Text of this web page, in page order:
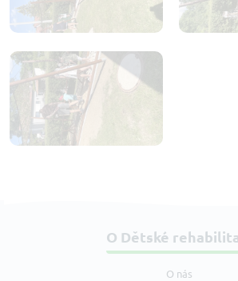
O Dětské
O nás